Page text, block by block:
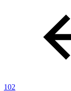
Öppettider
102